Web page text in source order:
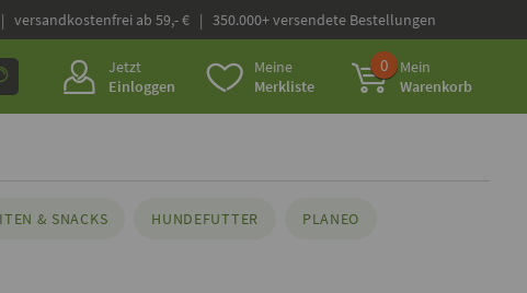
versandkostenfrei ab 59,- € | 350.000+ versendete Bestellungen
Jetzt
Einloggen
Meine
Merkliste
0
Mein
Warenkorb
& SNACKS HUNDEFUTTER PLANEO